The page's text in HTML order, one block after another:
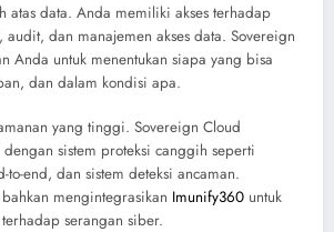
atas data. Anda memiliki akses terhadap
dan manajemen akses data. Sovereign
Anda untuk menentukan siapa yang bisa
dan dalam kondisi apa.
yang tinggi. Sovereign Cloud
sistem proteksi canggih seperti
end, dan sistem deteksi ancaman.
mengintegrasikan Imunify360 untuk
serangan siber.